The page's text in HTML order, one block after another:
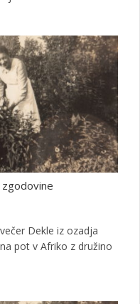
Dekle iz ozadja
pot v Afriko z družino